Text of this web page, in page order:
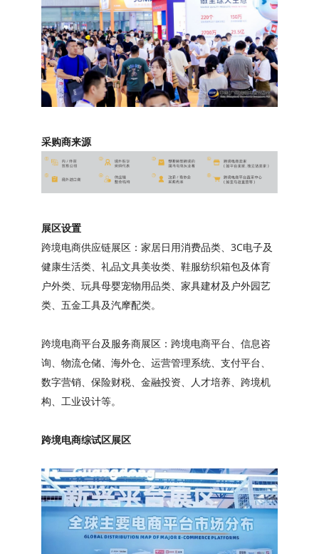
采购商来源
展区设置
跨境电商供应链展区：家居日用消费品类、3C电子及
健康生活类、礼品文具美妆类、鞋服纺织箱包及体育
户外类、玩具母婴宠物用品类、家具建材及户外园艺
类、五金工具及汽摩配类。
跨境电商平台及服务商展区：跨境电商平台、信息咨
询、物流仓储、海外仓、运营管理系统、支付平台、
数字营销、保险财税、金融投资、人才培养、跨境机
构、工业设计等。
跨境电商综试区展区